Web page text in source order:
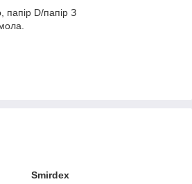
папір D/папір З
Smirdex